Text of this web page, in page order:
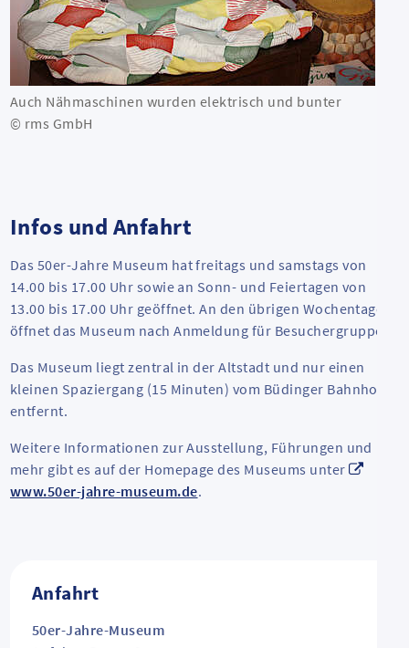
Auch Nähmaschinen wurden elektrisch und bunter
© rms GmbH
Infos und Anfahrt
Das 50er-Jahre Museum hat freitags und samstags von
14.00 bis 17.00 Uhr sowie an Sonn- und Feiertagen von
13.00 bis 17.00 Uhr geöffnet. An den übrigen Wochentagen
öffnet das Museum nach Anmeldung für Besuchergruppen.
Das Museum liegt zentral in der Altstadt und nur einen
kleinen Spaziergang (15 Minuten) vom Büdinger Bahnhof
entfernt.
Weitere Informationen zur Ausstellung, Führungen und
mehr gibt es auf der Homepage des Museums unter
www.50er-jahre-museum.de.
Anfahrt
50er-Jahre-Museum